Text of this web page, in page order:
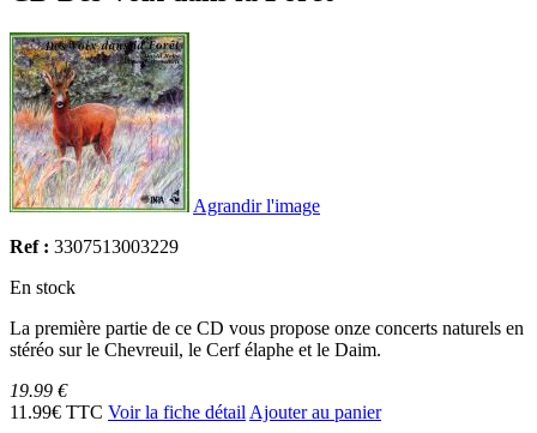
Agrandir l'image
Ref : 3307513003229
En stock
La première partie de ce CD vous propose onze concerts naturels en
stéréo sur le Chevreuil, le Cerf élaphe et le Daim.
19.99 €
11.99€ TTC Voir la fiche détail Ajouter au panier